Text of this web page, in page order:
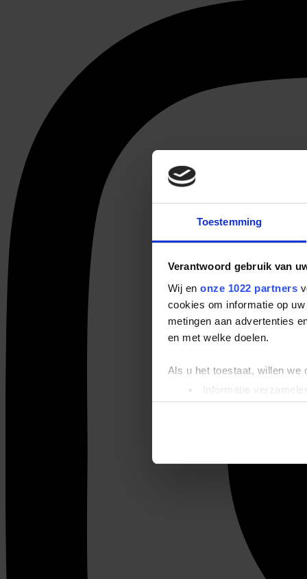
Toestemming
Verantwoord gebruik van
Wij en onze 1022 partners
cookies om informatie op
metingen aan advertenties
en met welke doelen.
Als u het toestaat, willen we
Informatie
Uw apparaat
Lees meer over hoe uw
We gebruiken cookies om
websiteverkeer te
media, adverteren en
verstrekt of die ze hebben